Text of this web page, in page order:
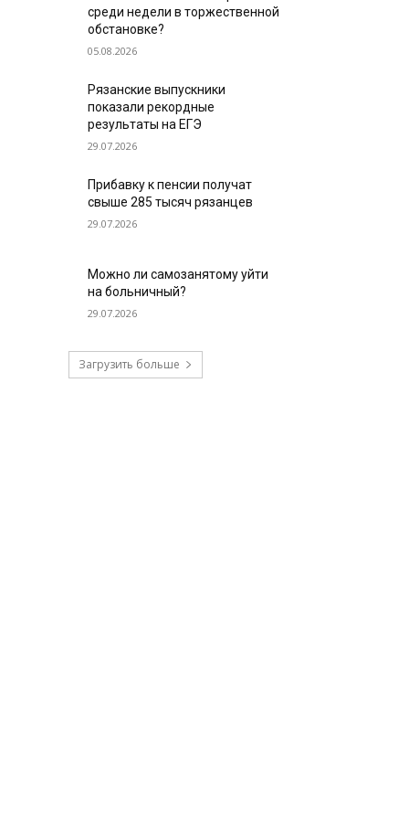
среди недели в торжественной
обстановке?
05.08.2026
Рязанские выпускники
показали рекордные
результаты на ЕГЭ
29.07.2026
Прибавку к пенсии получат
свыше 285 тысяч рязанцев
29.07.2026
Можно ли самозанятому уйти
на больничный?
29.07.2026
Загрузить больше